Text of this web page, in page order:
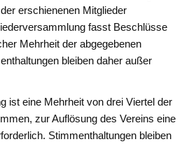
erschienenen Mitglieder
fasst Beschlüsse
Mehrheit der abgegebenen
bleiben daher außer
ist eine Mehrheit von drei Viertel der
zur Auflösung des Vereins eine
Stimmenthaltungen bleiben